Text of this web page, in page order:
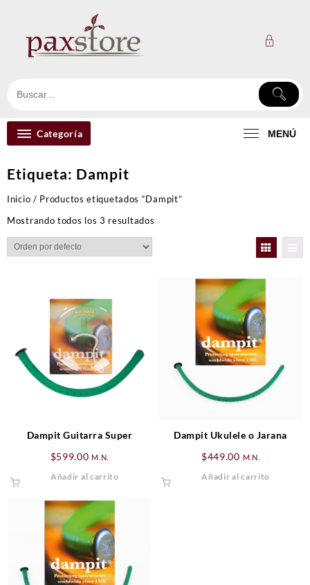
contenido
Categoría MENÚ
Etiqueta: Dampit
Inicio / Productos etiquetados “Dampit”
Mostrando todos los 3 resultados
Dampit Guitarra Super
$599.00 M.N.
Añadir al carrito
Dampit Ukulele o Jarana
$449.00 M.N.
Añadir al carrito